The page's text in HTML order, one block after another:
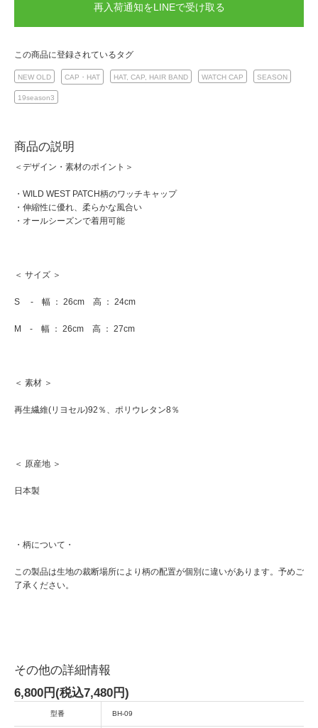
再入荷通知をLINEで受け取る
この商品に登録されているタグ
NEW OLD CAP・HAT HAT, CAP, HAIR BAND WATCH CAP SEASON
19season3
商品の説明
＜デザイン・素材のポイント＞
・WILD WEST PATCH柄のワッチキャップ
・伸縮性に優れ、柔らかな風合い
・オールシーズンで着用可能
＜ サイズ ＞
S - 幅 ： 26cm 高 ： 24cm
M - 幅 ： 26cm 高 ： 27cm
＜ 素材 ＞
再生繊維(リヨセル)92％、ポリウレタン8％
＜ 原産地 ＞
日本製
・柄について・
この製品は生地の裁断場所により柄の配置が個別に違いがあります。予めご
了承ください。
その他の詳細情報
6,800円(税込7,480円)
型番 BH-09